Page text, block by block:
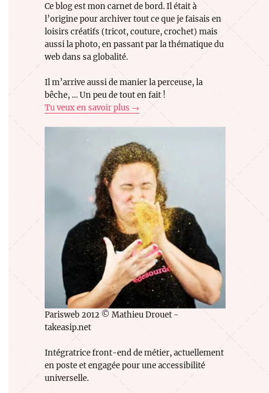
Ce blog est mon carnet de bord. Il était à
l’origine pour archiver tout ce que je faisais en
loisirs créatifs (tricot, couture, crochet) mais
aussi la photo, en passant par la thématique du
web dans sa globalité.
Il m’arrive aussi de manier la perceuse, la
bêche, … Un peu de tout en fait !
Tu veux en savoir plus →
Parisweb 2012 © Mathieu Drouet -
takeasip.net
Intégratrice front-end de métier, actuellement
en poste et engagée pour une accessibilité
universelle.